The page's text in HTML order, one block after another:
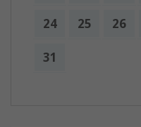
24 25 26
31